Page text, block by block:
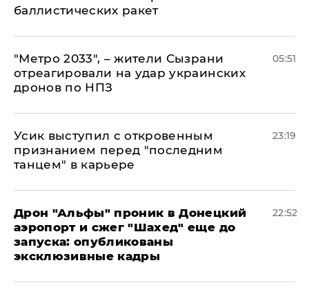
баллистических ракет
"Метро 2033", – жители Сызрани
отреагировали на удар украинских
дронов по НПЗ
05:51
Усик выступил с откровенным
признанием перед "последним
танцем" в карьере
23:19
Дрон "Альфы" проник в Донецкий
аэропорт и сжег "Шахед" еще до
запуска: опубликованы
эксклюзивные кадры
22:52